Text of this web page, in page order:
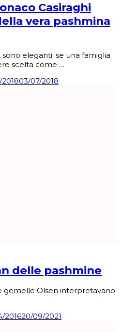
Casiraghi
vera pashmina
eleganti: se una famiglia
scelta come …
201803/07/2018
delle pashmine
gemelle Olsen interpretavano
201620/09/2021